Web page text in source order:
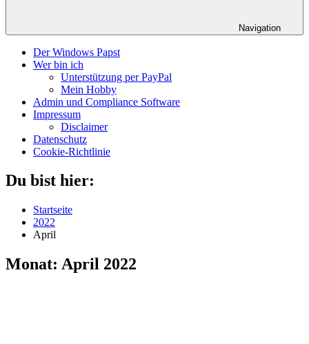
Navigation
Der Windows Papst
Wer bin ich
Unterstützung per PayPal
Mein Hobby
Admin und Compliance Software
Impressum
Disclaimer
Datenschutz
Cookie-Richtlinie
Du bist hier:
Startseite
2022
April
Monat: April 2022